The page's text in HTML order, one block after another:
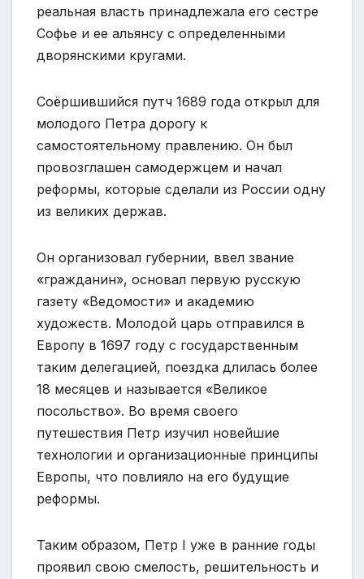
реальная власть принадлежала его сестре
Софье и ее альянсу с определенными
дворянскими кругами.
Соёршившийся путч 1689 года открыл для
молодого Петра дорогу к
самостоятельному правлению. Он был
провозглашен самодержцем и начал
реформы, которые сделали из России одну
из великих держав.
Он организовал губернии, ввел звание
«гражданин», основал первую русскую
газету «Ведомости» и академию
художеств. Молодой царь отправился в
Европу в 1697 году с государственным
таким делегацией, поездка длилась более
18 месяцев и называется «Великое
посольство». Во время своего
путешествия Петр изучил новейшие
технологии и организационные принципы
Европы, что повлияло на его будущие
реформы.
Таким образом, Петр I уже в ранние годы
проявил свою смелость, решительность и